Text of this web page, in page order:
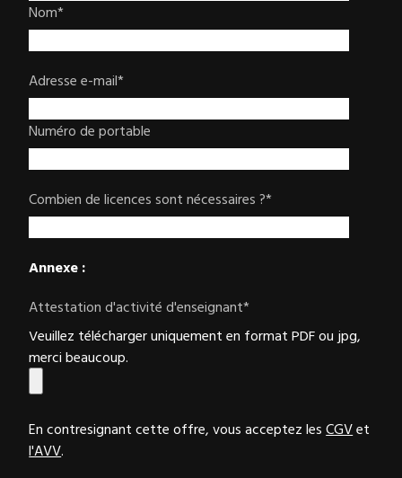
Nom*
Adresse e-mail*
Numéro de portable
Combien de licences sont nécessaires ?*
Annexe :
Attestation d'activité d'enseignant*
Veuillez télécharger uniquement en format PDF ou jpg,
merci beaucoup.
En contresignant cette offre, vous acceptez lesCGVet
l'AVV.